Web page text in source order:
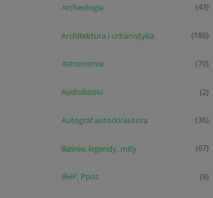
Archeologia (43)
Architektura i urbanistyka (186)
Astronomia (70)
Audiobooki (2)
Autograf autorki/autora (36)
Baśnie, legendy, mity (67)
BHP, Ppoż (8)